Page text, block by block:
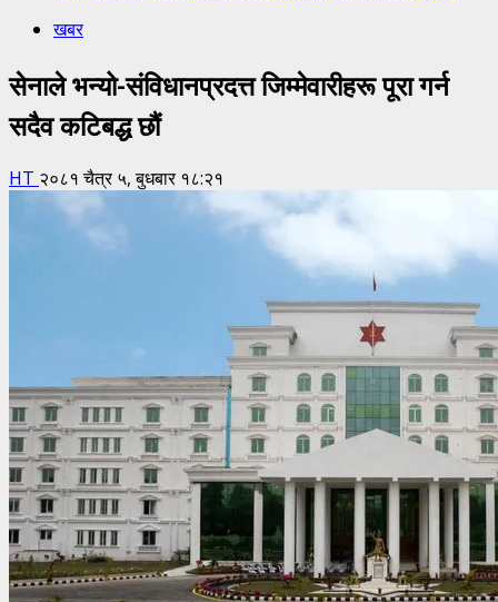
खबर
सेनाले भन्यो-संविधानप्रदत्त जिम्मेवारीहरू पूरा गर्न
सदैव कटिबद्ध छौं
HT २०८१ चैत्र ५, बुधबार १८:२१